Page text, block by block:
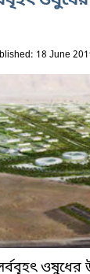
18 June